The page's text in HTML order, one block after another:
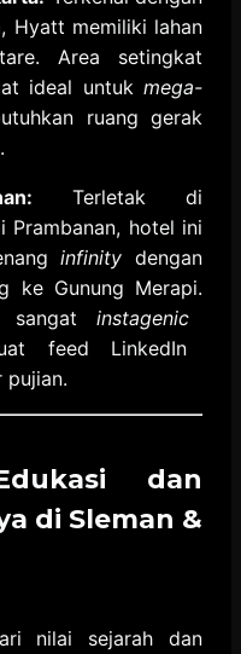
Hyatt memiliki lahan
Area setingkat
ideal untuk mega-
ruang gerak
Terletak di
Prambanan, hotel ini
infinity dengan
ke Gunung Merapi.
sangat instagenic
feed LinkedIn
pujian.
dan
di Sleman &
nilai sejarah dan